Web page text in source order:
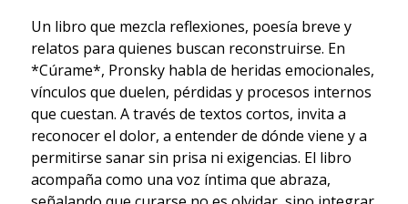
Un libro que mezcla reflexiones, poesía breve y
relatos para quienes buscan reconstruirse. En
*Cúrame*, Pronsky habla de heridas emocionales,
vínculos que duelen, pérdidas y procesos internos
que cuestan. A través de textos cortos, invita a
reconocer el dolor, a entender de dónde viene y a
permitirse sanar sin prisa ni exigencias. El libro
acompaña como una voz íntima que abraza,